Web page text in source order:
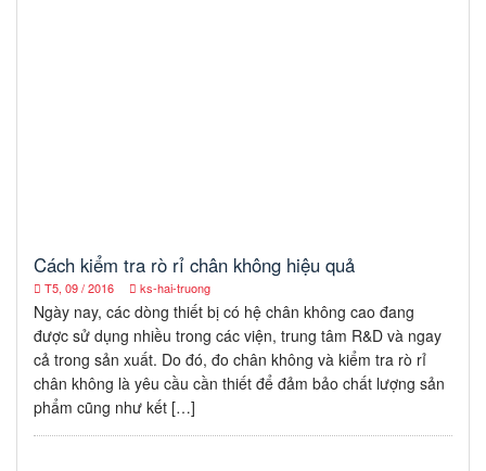
Cách kiểm tra rò rỉ chân không hiệu quả
T5, 09 / 2016 ks-hai-truong
Ngày nay, các dòng thiết bị có hệ chân không cao đang
được sử dụng nhiều trong các viện, trung tâm R&D và ngay
cả trong sản xuất. Do đó, đo chân không và kiểm tra rò rỉ
chân không là yêu cầu cần thiết để đảm bảo chất lượng sản
phẩm cũng như kết […]